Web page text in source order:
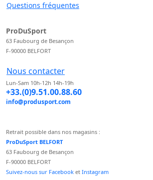
Questions fréquentes
ProDuSport
63 Faubourg de Besançon
F-90000 BELFORT
Nous contacter
Lun-Sam 10h-12h 14h-19h
+33.(0)9.51.00.88.60
info@produsport.com
Retrait possible dans nos magasins :
ProDuSport BELFORT
63 Faubourg de Besançon
F-90000 BELFORT
Suivez-nous sur Facebook et Instagram